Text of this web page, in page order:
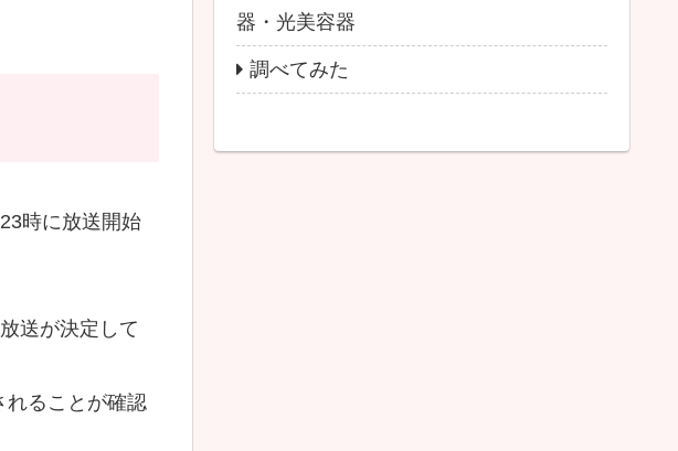
時に放送開始
送が決定して
れることが確認
器・光美容器
調べてみた